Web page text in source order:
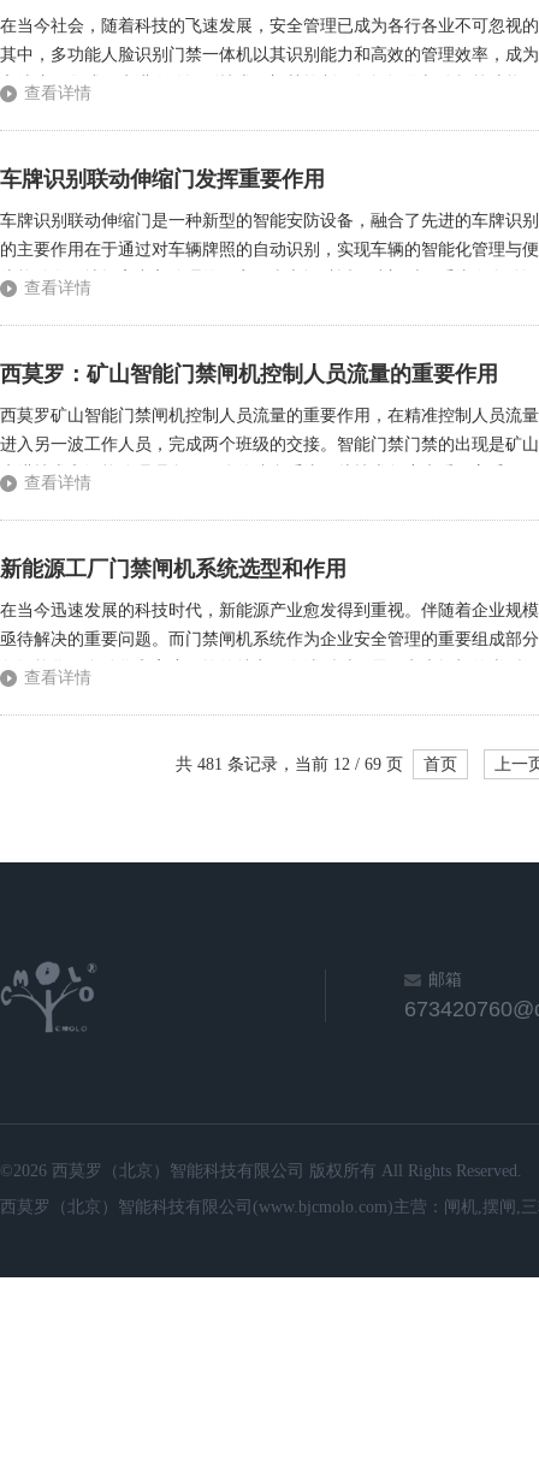
在当今社会，随着科技的飞速发展，安全管理已成为各行各业不可忽视
其中，多功能人脸识别门禁一体机以其识别能力和高效的管理效率，成
之选这款集成了先进人脸识别技术、门禁控制、数据记录与分析等功能
查看详情
车牌识别联动伸缩门发挥重要作用
车牌识别联动伸缩门是一种新型的智能安防设备，融合了先进的车牌识
的主要作用在于通过对车辆牌照的自动识别，实现车辆的智能化管理与
统能够有效地提高出入管理的效率。当车辆驶近伸缩门时，系统会自动
查看详情
西莫罗：矿山智能门禁闸机控制人员流量的重要作用
西莫罗矿山智能门禁闸机控制人员流量的重要作用，在精准控制人员流
进入另一波工作人员，完成两个班级的交接。智能门禁门禁的出现是矿
先进技术和智能管理理念于一体的综合系统。从技术角度来看，它采用
查看详情
新能源工厂门禁闸机系统选型和作用
在当今迅速发展的科技时代，新能源产业愈发得到重视。伴随着企业规
亟待解决的重要问题。而门禁闸机系统作为企业安全管理的重要组成部
备智能化、自动化和高度可控的特点。在选型时，需要考虑闸机的类型
查看详情
共 481 条记录，当前 12 / 69 页 首页 上一
邮箱
©2026 西莫罗（北京）智能科技有限公司 版权所有 All Rights Reserved.
西莫罗（北京）智能科技有限公司(www.bjcmolo.com)主营：闸机,摆闸,